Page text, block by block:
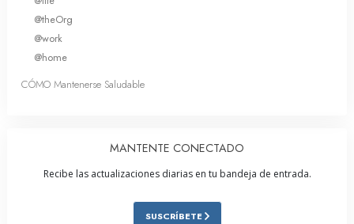
@theOrg
@work
@home
CÓMO Mantenerse Saludable
MANTENTE CONECTADO
Recibe las actualizaciones diarias en tu bandeja de entrada.
SUSCRÍBETE